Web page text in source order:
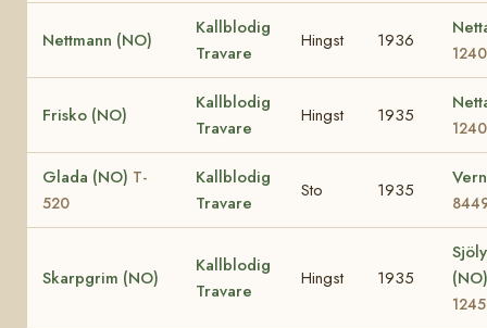
Nettmann (NO)
Kallblodig
Travare
Hingst 1936
Frisko (NO)
Kallblodig
Travare
Hingst 1935
Glada (NO) T-
520
Kallblodig
Travare
Sto 1935
Skarpgrim (NO)
Kallblodig
Travare
Hingst 1935